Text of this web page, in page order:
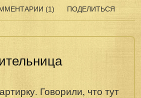
(1) ПОДЕЛИТЬСЯ
Говорили, что тут